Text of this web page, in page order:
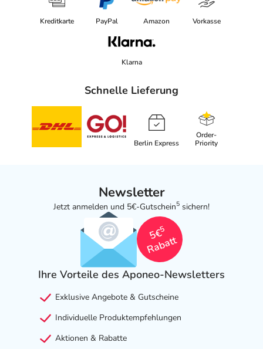
Kreditkarte PayPal Amazon Vorkasse
Klarna
Schnelle Lieferung
Berlin Express
Order-
Priority
Newsletter
Jetzt anmelden und 5€-Gutschein5 sichern!
5€
5
Rabatt
Ihre Vorteile des Aponeo-Newsletters
Exklusive Angebote & Gutscheine
Individuelle Produktempfehlungen
Aktionen & Rabatte